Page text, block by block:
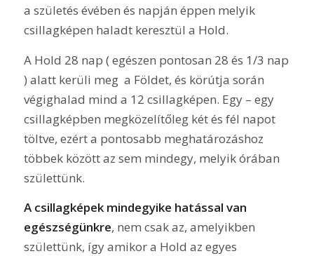
a születés évében és napján éppen melyik
csillagképen haladt keresztül a Hold.
A Hold 28 nap ( egészen pontosan 28 és 1/3 nap
) alatt kerüli meg a Földet, és körútja során
végighalad mind a 12 csillagképen. Egy – egy
csillagképben megközelítőleg két és fél napot
töltve, ezért a pontosabb meghatározáshoz
többek között az sem mindegy, melyik órában
születtünk.
A csillagképek mindegyike hatással van
egészségünkre, nem csak az, amelyikben
születtünk, így amikor a Hold az egyes